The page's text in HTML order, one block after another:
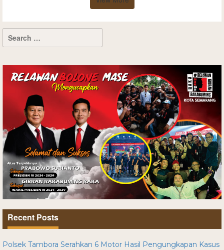
Recent Posts
Polsek Tambora Serahkan 6 Motor Hasil Pengungkapan Kasus